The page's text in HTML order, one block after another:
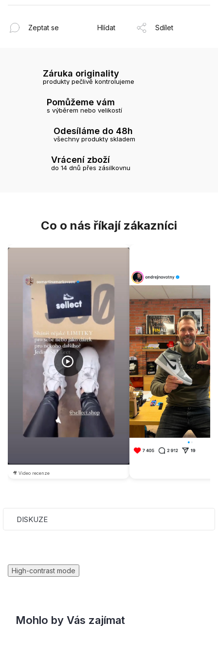
Zeptat se Hlídat Sdílet
Záruka originality
produkty pečlivě kontrolujeme
Pomůžeme vám
s výběrem nebo velikostí
Odesíláme do 48h
všechny produkty skladem
Vrácení zboží
do 14 dnů přes zásilkovnu
Co o nás říkají zákazníci
🎥 Video recenze
DISKUZE
High-contrast mode